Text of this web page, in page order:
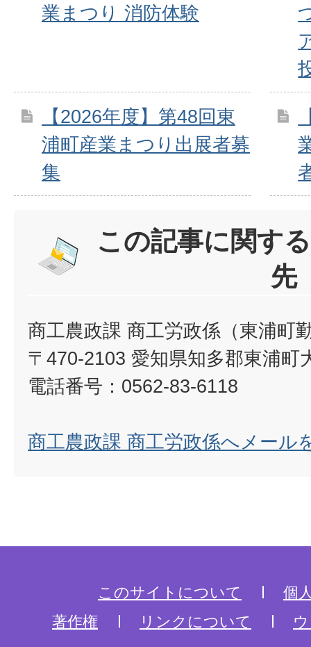
業まつり 消防体験
【2026年度】第48回東
浦町産業まつり出展者募
集
この記事に関す
先
商工農政課 商工労政係（東浦町
〒470-2103 愛知県知多郡東浦町
電話番号：0562-83-6118
商工農政課 商工労政係へメール
このサイトについて
個
著作権
リンクについて